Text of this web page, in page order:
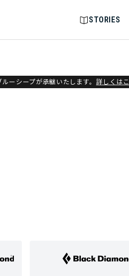
STORIES
ーシープが承継いたします。 詳しくはこ